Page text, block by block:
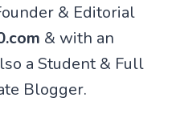
& Editorial
& with an
a Student & Full
Blogger.